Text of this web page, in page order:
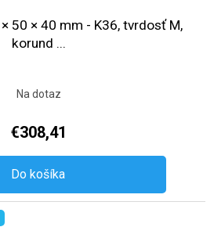
50 × 40 mm - K36, tvrdosť M,
korund ...
Na dotaz
€308,41
Do košíka